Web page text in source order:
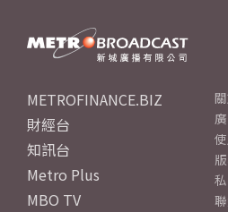
METROFINANCE.BIZ
財經台
知訊台
Metro Plus
MBO TV